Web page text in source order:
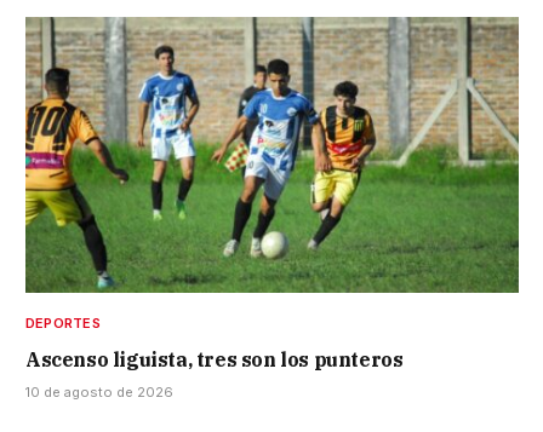
DEPORTES
Ascenso liguista, tres son los punteros
10 de agosto de 2026